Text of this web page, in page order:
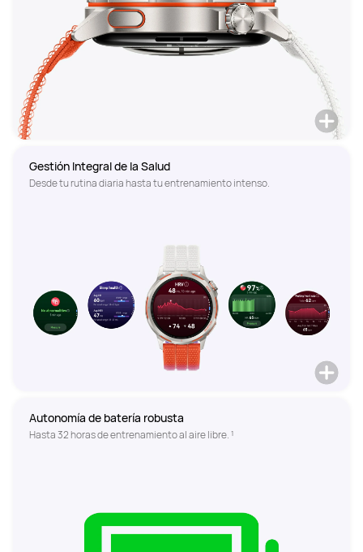
Gestión Integral de la Salud
Autonomía de batería robusta